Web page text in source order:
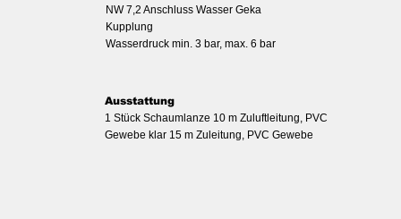
NW 7,2 Anschluss Wasser Geka
Kupplung
Wasserdruck min. 3 bar, max. 6 bar
Ausstattung
1 Stück Schaumlanze 10 m Zuluftleitung, PVC
Gewebe klar 15 m Zuleitung, PVC Gewebe